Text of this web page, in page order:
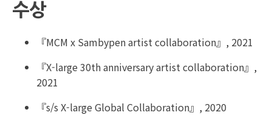
수상
『MCM x Sambypen artist collaboration』, 2021
『X-large 30th anniversary artist collaboration』,
2021
『s/s X-large Global Collaboration』, 2020